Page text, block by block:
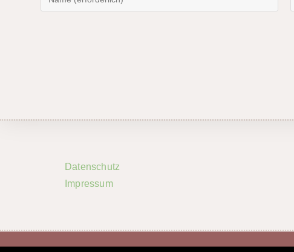
Datenschutz
Impressum